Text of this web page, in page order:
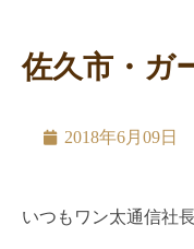
佐久市・ガ
2018年6月09日
いつもワン太通信社